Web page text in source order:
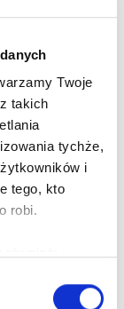
Twoje
takich
tychże,
i
tego, kto
robi.
kilku metrów
I co mogę